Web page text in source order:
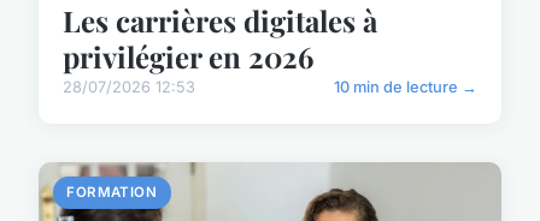
Les carrières digitales à
privilégier en 2026
28/07/2026 12:53 10 min de lecture →
FORMATION